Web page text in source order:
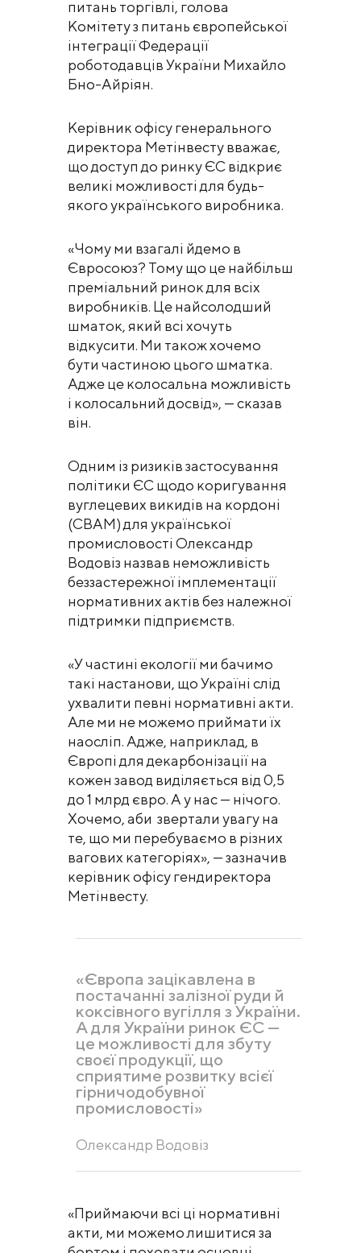
питань торгівлі, голова
Комітету з питань європейської
інтеграції Федерації
роботодавців України Михайло
Бно-Айріян.
Керівник офісу генерального
директора Метінвесту вважає,
що доступ до ринку ЄС відкриє
великі можливості для будь-
якого українського виробника.
«Чому ми взагалі йдемо в
Євросоюз? Тому що це найбільш
преміальний ринок для всіх
виробників. Це найсолодший
шматок, який всі хочуть
відкусити. Ми також хочемо
бути частиною цього шматка.
Адже це колосальна можливість
і колосальний досвід», — сказав
він.
Одним із ризиків застосування
політики ЄС щодо коригування
вуглецевих викидів на кордоні
(CBAM) для української
промисловості Олександр
Водовіз назвав неможливість
беззастережної імплементації
нормативних актів без належної
підтримки підприємств.
«У частині екології ми бачимо
такі настанови, що Україні слід
ухвалити певні нормативні акти.
Але ми не можемо приймати їх
наосліп. Адже, наприклад, в
Європі для декарбонізації на
кожен завод виділяється від 0,5
до 1 млрд євро. А у нас — нічого.
Хочемо, аби звертали увагу на
те, що ми перебуваємо в різних
вагових категоріях», — зазначив
керівник офісу гендиректора
Метінвесту.
«Європа зацікавлена в
постачанні залізної руди й
коксівного вугілля з України.
А для України ринок ЄС —
це можливості для збуту
своєї продукції, що
сприятиме розвитку всієї
гірничодобувної
промисловості»
Олександр Водовіз
«Приймаючи всі ці нормативні
акти, ми можемо лишитися за